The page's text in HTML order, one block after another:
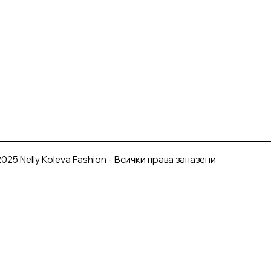
Nelly Koleva Fashion - Всички права запазени